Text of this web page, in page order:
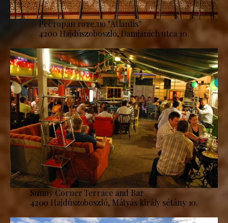
Ресторан готелю "Atlantis''
4200 Hajdúszoboszló, Damjanich utca 10.
Sunny Corner Terrace and Bar
4200 Hajdúszoboszló, Mátyás király sétány 10.